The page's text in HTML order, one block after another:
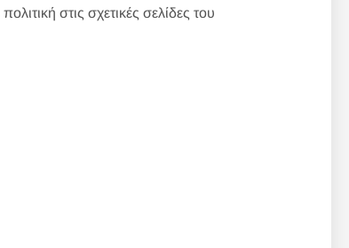
στις σχετικές σελίδες του